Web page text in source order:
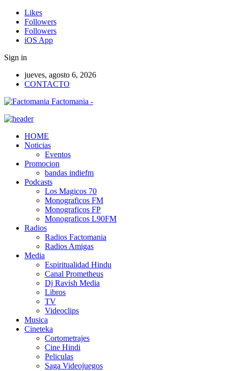
Likes
Followers
Followers
iOS App
Sign in
jueves, agosto 6, 2026
CONTACTO
Factomania -
HOME
Noticias
Eventos
Promocion
bandas indiefm
Podcasts
Los Magicos 70
Monograficos FM
Monograficos FP
Monograficos L90FM
Radios
Radios Factomania
Radios Amigas
Media
Espiritualidad Hindu
Canal Prometheus
Dj Ravish Media
Libros
TV
Videoclips
Musica
Cineteka
Cortometrajes
Cine Hindi
Peliculas
Saga Videojuegos